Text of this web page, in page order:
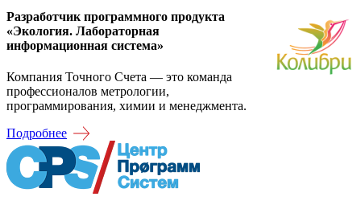
Разработчик программного продукта
«Экология. Лабораторная
информационная система»
Компания Точного Счета — это команда
профессионалов метрологии,
программирования, химии и менеджмента.
Подробнее